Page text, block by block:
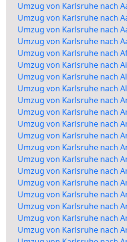
Umzug von Karlsruhe nach
Umzug von Karlsruhe nach
Umzug von Karlsruhe nach
Umzug von Karlsruhe nach
Umzug von Karlsruhe nach
Umzug von Karlsruhe nach
Umzug von Karlsruhe nach
Umzug von Karlsruhe nach
Umzug von Karlsruhe nach
Umzug von Karlsruhe nach
Umzug von Karlsruhe nach
Umzug von Karlsruhe nach
Umzug von Karlsruhe nach
Umzug von Karlsruhe nach
Umzug von Karlsruhe nach
Umzug von Karlsruhe nach
Umzug von Karlsruhe nach
Umzug von Karlsruhe nach
Umzug von Karlsruhe nach
Umzug von Karlsruhe nach